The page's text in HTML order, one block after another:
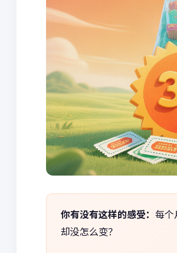
你有没有这样的感受： 每个
却没怎么变？